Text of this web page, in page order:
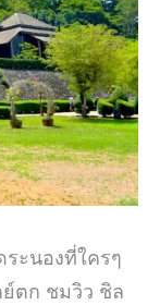
ะนองที่ใครๆ
ตก ชมวิว ชิล